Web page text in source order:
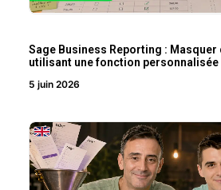
Sage Business Reporting : Masquer
utilisant une fonction personnalisée
5 juin 2026